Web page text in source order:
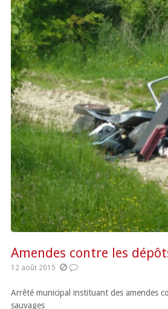
Amendes contre les
12 août 2015
Arrêté municipal instituant des amendes
sauvages